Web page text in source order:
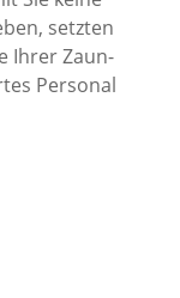
setzten
Ihrer Zaun-
Personal